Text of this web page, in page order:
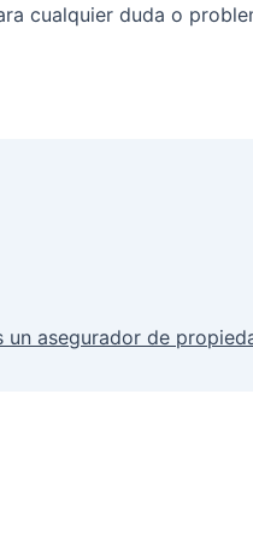
cualquier duda o
un asegurador de